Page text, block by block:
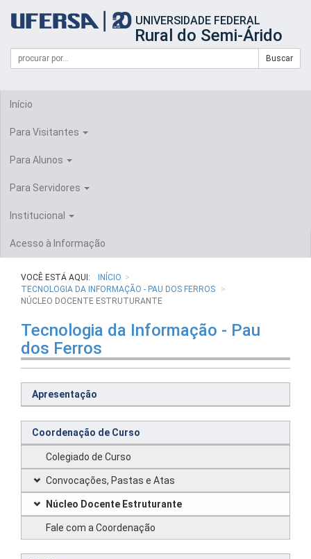
portal
UFERSA
UNIVERSIDADE FEDERAL
Rural do Semi-Árido
Formulário
Busca
Campo
de
Buscar
Início
Para Visitantes
Para Alunos
Para Servidores
Institucional
Acesso à Informação
VOCÊ ESTÁ AQUI:
INÍCIO
TECNOLOGIA DA INFORMAÇÃO - PAU DOS FERROS
NÚCLEO DOCENTE ESTRUTURANTE
Tecnologia da Informação - Pau
dos Ferros
Apresentação
Coordenação de Curso
Colegiado de Curso
Convocações, Pastas e Atas
Núcleo Docente Estruturante
Fale com a Coordenação